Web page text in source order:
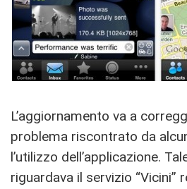
L’aggiornamento va a
problema riscontrato da
l’utilizzo dell’applicazione.
riguardava il servizio “Vicini”